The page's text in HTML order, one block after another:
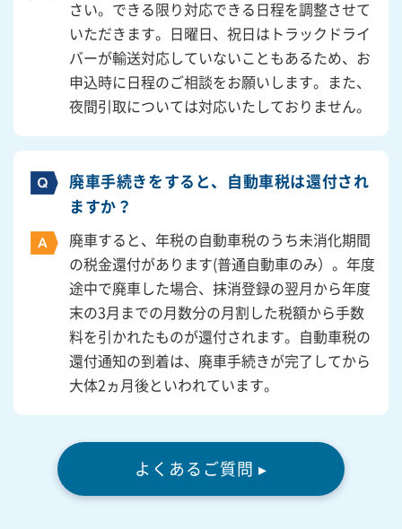
さい。できる限り対応できる日程を調整させて
いただきます。日曜日、祝日はトラックドライ
バーが輸送対応していないこともあるため、お
申込時に日程のご相談をお願いします。また、
夜間引取については対応いたしておりません。
廃車手続きをすると、自動車税は還付され
ますか？
廃車すると、年税の自動車税のうち未消化期間
の税金還付があります(普通自動車のみ）。年度
途中で廃車した場合、抹消登録の翌月から年度
末の3月までの月数分の月割した税額から手数
料を引かれたものが還付されます。自動車税の
還付通知の到着は、廃車手続きが完了してから
大体2ヵ月後といわれています。
よくあるご質問 ▸